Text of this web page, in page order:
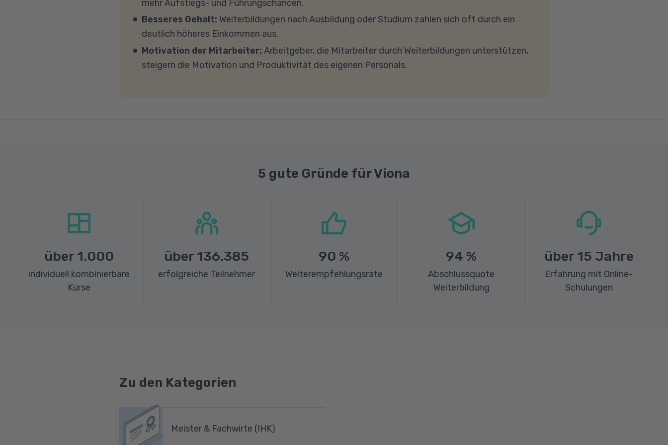
Übertragung eine gute Internetverbindung mit einer Download-Geschwindigkeit von mindestens 6
Fragen sprechen Sie uns gerne an.
mehr Aufstiegs- und Führungschancen.
Besseres Gehalt: Weiterbildungen nach Ausbildung oder Studium zahlen sich oft durch ein
deutlich höheres Einkommen aus.
Motivation der Mitarbeiter: Arbeitgeber, die Mitarbeiter durch Weiterbildungen unterstützen,
steigern die Motivation und Produktivität des eigenen Personals.
5 gute Gründe für Viona
über 1.000
individuell kombinierbare
Kurse
über 136.385
erfolgreiche Teilnehmer
90 %
Weiterempfehlungsrate
94 %
Abschlussquote
Weiterbildung
über 15 Jahre
Erfahrung mit Online-
Schulungen
Zu den Kategorien
Meister & Fachwirte (IHK)